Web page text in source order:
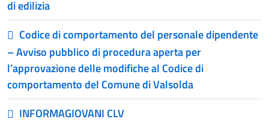
di edilizia
Codice di comportamento del personale dipendente
– Avviso pubblico di procedura aperta per
l’approvazione delle modifiche al Codice di
comportamento del Comune di Valsolda
INFORMAGIOVANI CLV